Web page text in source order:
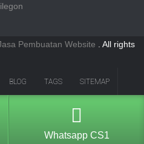
Pembuatan Website
. All rights
BLOG TAGS SITEMAP
Whatsapp CS1